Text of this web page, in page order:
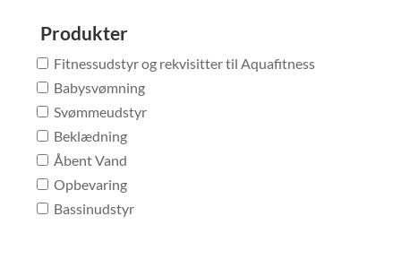
Produkter
Fitnessudstyr og rekvisitter til Aquafitness
Babysvømning
Svømmeudstyr
Beklædning
Åbent Vand
Opbevaring
Bassinudstyr